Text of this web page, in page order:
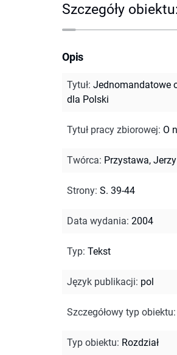
Szczegóły obiektu:
Opis
Tytuł: Jednomandatowe
dla Polski
Tytuł pracy zbiorowej: O
Twórca: Przystawa, Jerzy
Strony: S. 39-44
Data wydania: 2004
Typ: Tekst
Język publikacji: pol
Szczegółowy typ obiektu:
Typ obiektu: Rozdział